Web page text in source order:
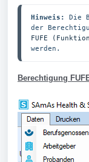
Hinweis:
Die
der
FUFE
werden.
Berechtigung